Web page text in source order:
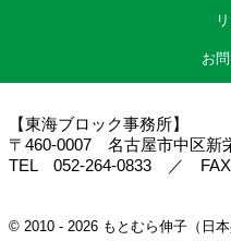
お
【東海ブロック事務所】
〒460-0007 名古屋市中区新
TEL 052-264-0833 ／
© 2010 - 2026 もとむら伸子（日本